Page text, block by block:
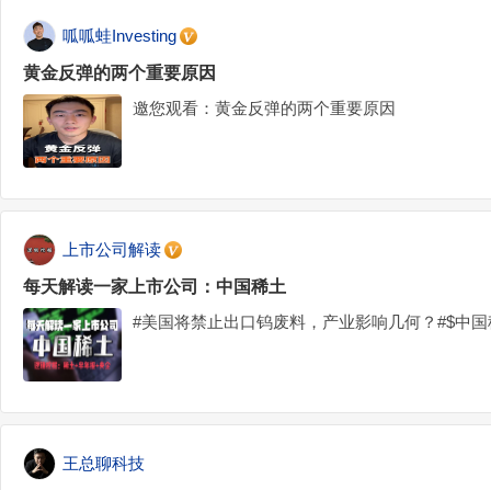
呱呱蛙Investing
黄金反弹的两个重要原因
邀您观看：黄金反弹的两个重要原因
上市公司解读
每天解读一家上市公司：中国稀土
#美国将禁止出口钨废料，产业影响几何？#$中
王总聊科技